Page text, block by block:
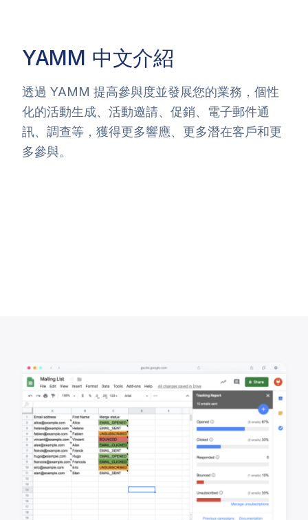
YAMM 中文介紹
透過 YAMM 提高參與度並發展您的業務，個性
化的活動生成、活動邀請、促銷、電子郵件通
訊、調查等，獲得更多響應、更多潛在客戶和更
多參與。